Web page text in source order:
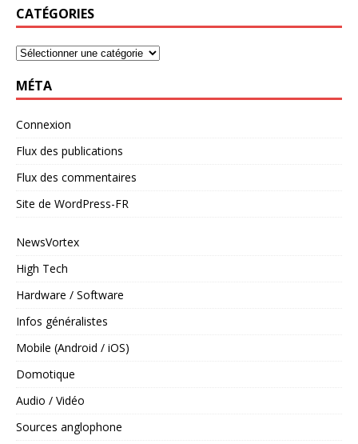
CATÉGORIES
MÉTA
Connexion
Flux des publications
Flux des commentaires
Site de WordPress-FR
NewsVortex
High Tech
Hardware / Software
Infos généralistes
Mobile (Android / iOS)
Domotique
Audio / Vidéo
Sources anglophone